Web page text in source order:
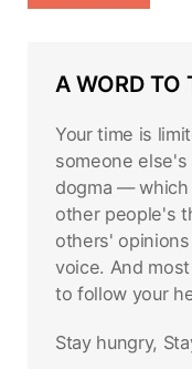
A WORD TO
Your time is
someone
dogma —
other people's
others'
voice. And
to follow your
Stay hungry,